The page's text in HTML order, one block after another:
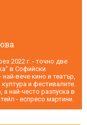
2022 г. - точно две
в Софийски
вече кино и театър,
и фестивалите.
а най-често разпуска в
- еспресо мартини.